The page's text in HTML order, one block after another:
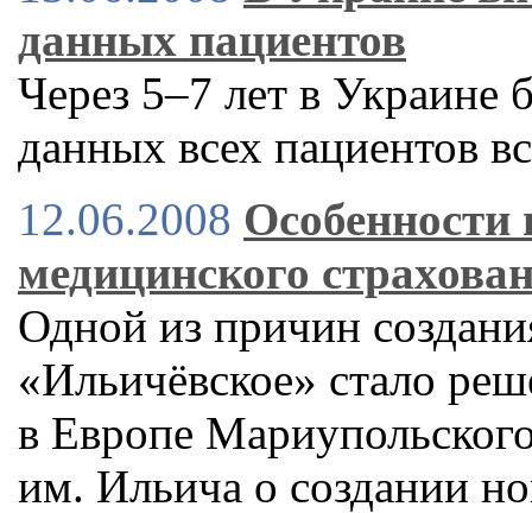
данных пациентов
Через 5–7 лет в Украине
данных всех пациентов
12.06.2008 Особенности
медицинского
Одной из причин
«Ильичёвское» стало
в Европе
им. Ильича о создании